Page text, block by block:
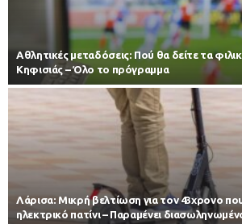
Αθλητικές μεταδόσεις: Πού θα δείτε τα
Κηφισιάς – Όλο το πρόγραμμα
Λάρισα: Μικρή βελτίωση για τον 43χρονο
ηλεκτρικό πατίνι – Παραμένει